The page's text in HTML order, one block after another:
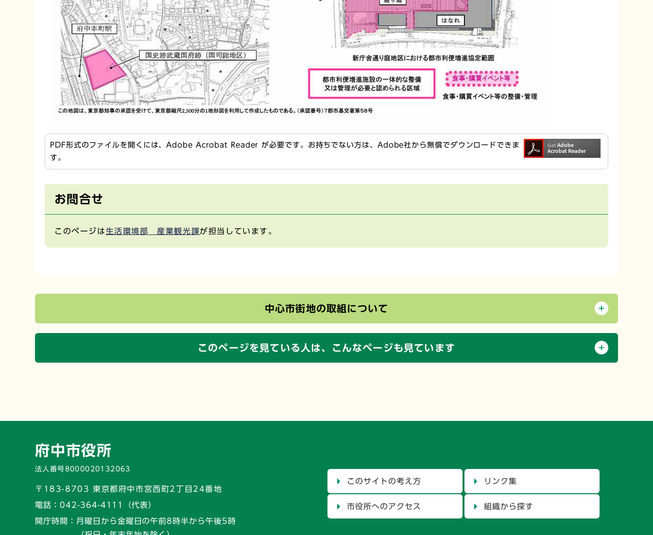
PDF形式のファイルを開くには、Adobe Acrobat Reader が必要です。お持ちでない方は、Adobe社から無償でダウンロードできま
す。
お問合せ
このページは生活環境部 産業観光課が担当しています。
中心市街地の取組について
このページを見ている人は、 こんなページも見ています
府中市役所
法人番号8000020132063
〒183-8703 東京都府中市宮西町2丁目24番地
電話： 042-364-4111（代表）
開庁時間： 月曜日から金曜日の午前8時半から午後5時
このサイトの考え方 リンク集
市役所へのアクセス 組織から探す